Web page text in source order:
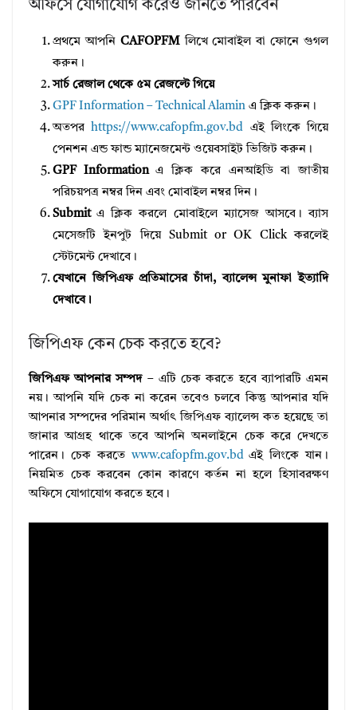
অফিসে যোগাযোগ করেও জানতে পারবেন
প্রথমে আপনি CAFOPFMলিখে মোবাইল বা ফোনে গুগল
করুন।
সার্চ রেজাল থেকে ৫ম রেজল্টে গিয়ে
GPF Information – Technical Alamin এ ক্লিক করুন।
অতপরhttps://www.cafopfm.gov.bd এই লিংকে গিয়ে
পেনশন এন্ড ফান্ড ম্যানেজমেন্ট ওয়েবসাইট ভিজিট করুন।
GPF Informationএ ক্লিক করে এনআইডি বা জাতীয়
পরিচয়পত্র নম্বর দিন এবং মোবাইল নম্বর দিন।
Submitএ ক্লিক করলে মোবাইলে ম্যাসেজ আসবে। ব্যাস
মেসেজটি ইনপুট দিয়ে Submit or OK Click করলেই
স্টেটমেন্ট দেখাবে।
যেখানে জিপিএফ প্রতিমাসের চাঁদা, ব্যালেন্স মুনাফা ইত্যাদি
দেখাবে।
জিপিএফ কেন চেক করতে হবে?
জিপিএফ আপনার সম্পদ– এটি চেক করতে হবে ব্যাপারটি এমন
নয়। আপনি যদি চেক না করেন তবেও চলবে কিন্তু আপনার যদি
আপনার সম্পদের পরিমান অর্থাৎ জিপিএফ ব্যালেন্স কত হয়েছে তা
জানার আগ্রহ থাকে তবে আপনি অনলাইনে চেক করে দেখতে
পারেন। চেক করতে www.cafopfm.gov.bdএই লিংকে যান।
নিয়মিত চেক করবেন কোন কারণে কর্তন না হলে হিসাবরক্ষণ
অফিসে যোগাযোগ করতে হবে।